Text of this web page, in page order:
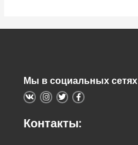
Мы в социальных сетях
Контакты: